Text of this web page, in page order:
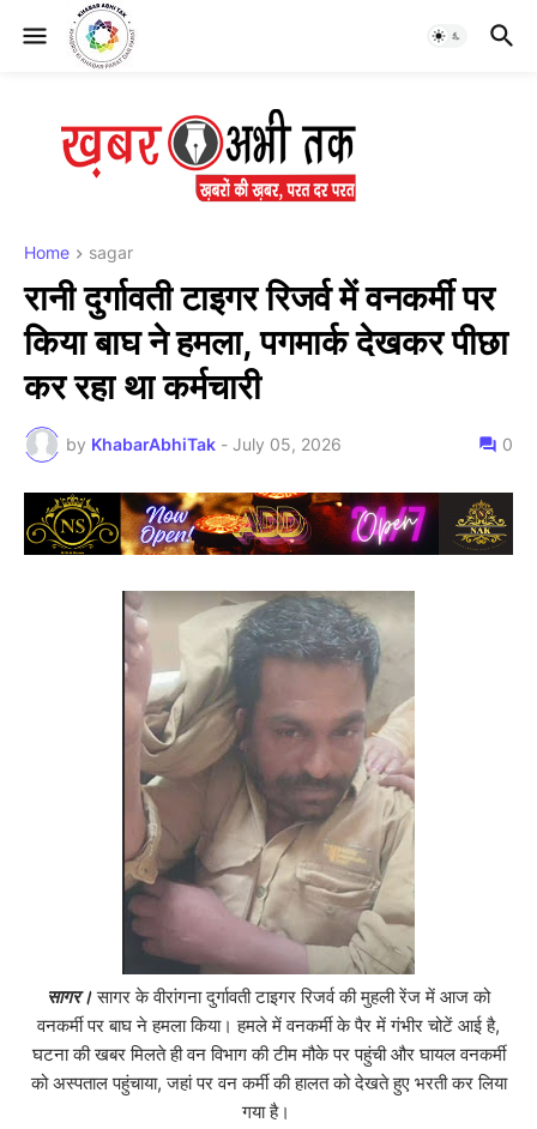
Home sagar
रानी दुर्गावती टाइगर रिजर्व में वनकर्मी पर
किया बाघ ने हमला, पगमार्क देखकर पीछा
कर रहा था कर्मचारी
by KhabarAbhiTak - July 05, 2026 0
सागर।सागर के वीरांगना दुर्गावती टाइगर रिजर्व की मुहली रेंज में आजको
वनकर्मी पर बाघ ने हमला किया। हमले में वनकर्मी के पैर में गंभीर चोटें आई है,
घटना की खबर मिलते ही वन विभाग की टीम मौके पर पहुंची और घायल वनकर्मी
को अस्पताल पहुंचाया, जहां पर वन कर्मी की हालत को देखते हुए भरती कर लिया
गया है।